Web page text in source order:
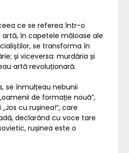
ce se referea într-o
în capetele mâloase ale
se transforma în
și viceversa: murdăria și
artă revoluționară.
se înmulțeau nebunii
de formație nouă”,
cu rușinea!”, care
declarând cu voce tare
rușinea este o